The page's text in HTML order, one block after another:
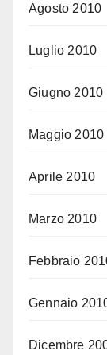
Agosto 2010
Luglio 2010
Giugno 2010
Maggio 2010
Aprile 2010
Marzo 2010
Febbraio
Gennaio
Dicembre